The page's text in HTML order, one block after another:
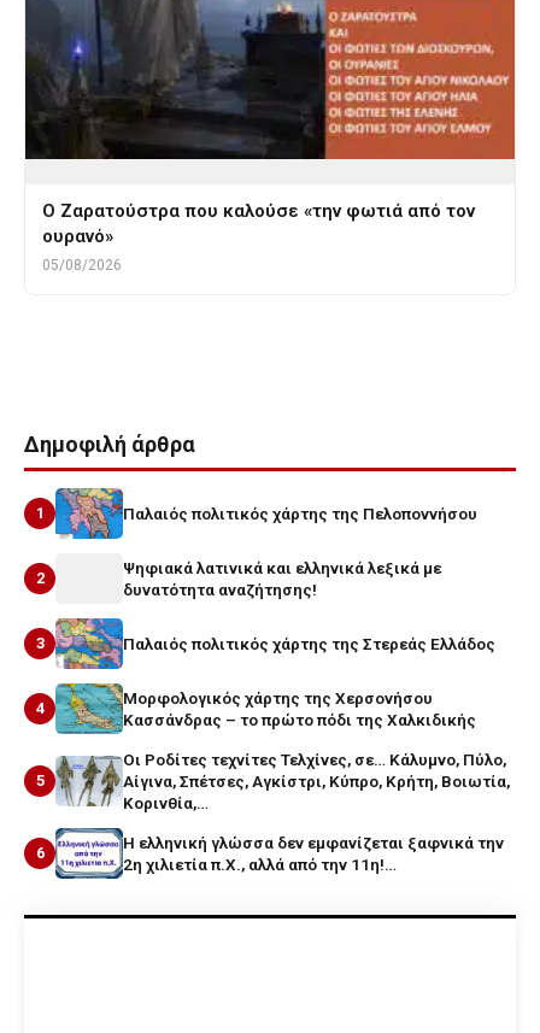
Ο Ζαρατούστρα που καλούσε «την φωτιά από τον
ουρανό»
05/08/2026
Δημοφιλή άρθρα
1 Παλαιός πολιτικός χάρτης της Πελοποννήσου
2
Ψηφιακά λατινικά και ελληνικά λεξικά με
δυνατότητα αναζήτησης!
3 Παλαιός πολιτικός χάρτης της Στερεάς Ελλάδος
4
Μορφολογικός χάρτης της Χερσονήσου
Κασσάνδρας – το πρώτο πόδι της Χαλκιδικής
5
Οι Ροδίτες τεχνίτες Τελχίνες, σε… Κάλυμνο, Πύλο,
Αίγινα, Σπέτσες, Αγκίστρι, Κύπρο, Κρήτη, Βοιωτία,
Κορινθία,…
6
Η ελληνική γλώσσα δεν εμφανίζεται ξαφνικά την
2η χιλιετία π.Χ., αλλά από την 11η!…